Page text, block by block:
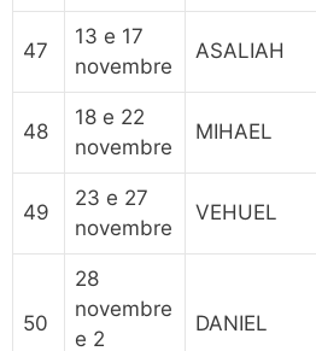
47
13 e 17
novembre
ASALIAH
48
18 e 22
novembre
MIHAEL
49
23 e 27
novembre
VEHUEL
50
28
novembre
e 2
DANIEL